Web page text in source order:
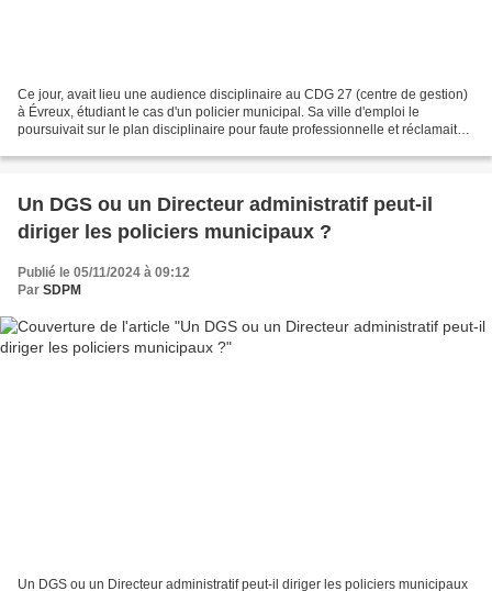
Ce jour, avait lieu une audience disciplinaire au CDG 27 (centre de gestion)
à Évreux, étudiant le cas d'un policier municipal. Sa ville d'emploi le
poursuivait sur le plan disciplinaire pour faute professionnelle et réclamait
Un DGS ou un Directeur administratif peut-il
diriger les policiers municipaux ?
Publié le 05/11/2024 à 09:12
Par SDPM
Un DGS ou un Directeur administratif peut-il diriger les policiers municipaux